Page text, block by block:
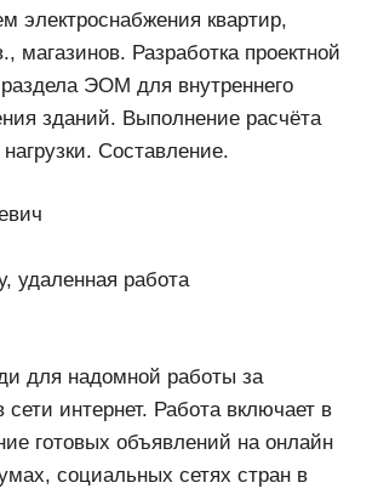
электроснабжения квартир,
магазинов. Разработка проектной
ЭОМ для внутреннего
зданий. Выполнение расчёта
Составление.
удаленная работа
для надомной работы за
интернет. Работа включает в
готовых объявлений на онлайн
социальных сетях стран в